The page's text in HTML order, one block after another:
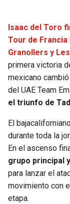
PANTHERS
SAINTS
BUCCANEERS
JAZZ
Isaac del Toro
Tour de
Granollers y
primera victoria
mexicano
del UAE Team
el triunfo de
El
durante toda la
En el ascenso
grupo principal
para lanzar el
movimiento con
etapa.